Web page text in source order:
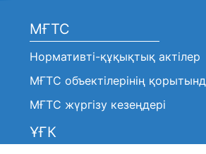
МҒТС
Нормативті-құқықтық актілер
МҒТС объектілерінің
МҒТС жүргізу кезеңдері
ҰҒК